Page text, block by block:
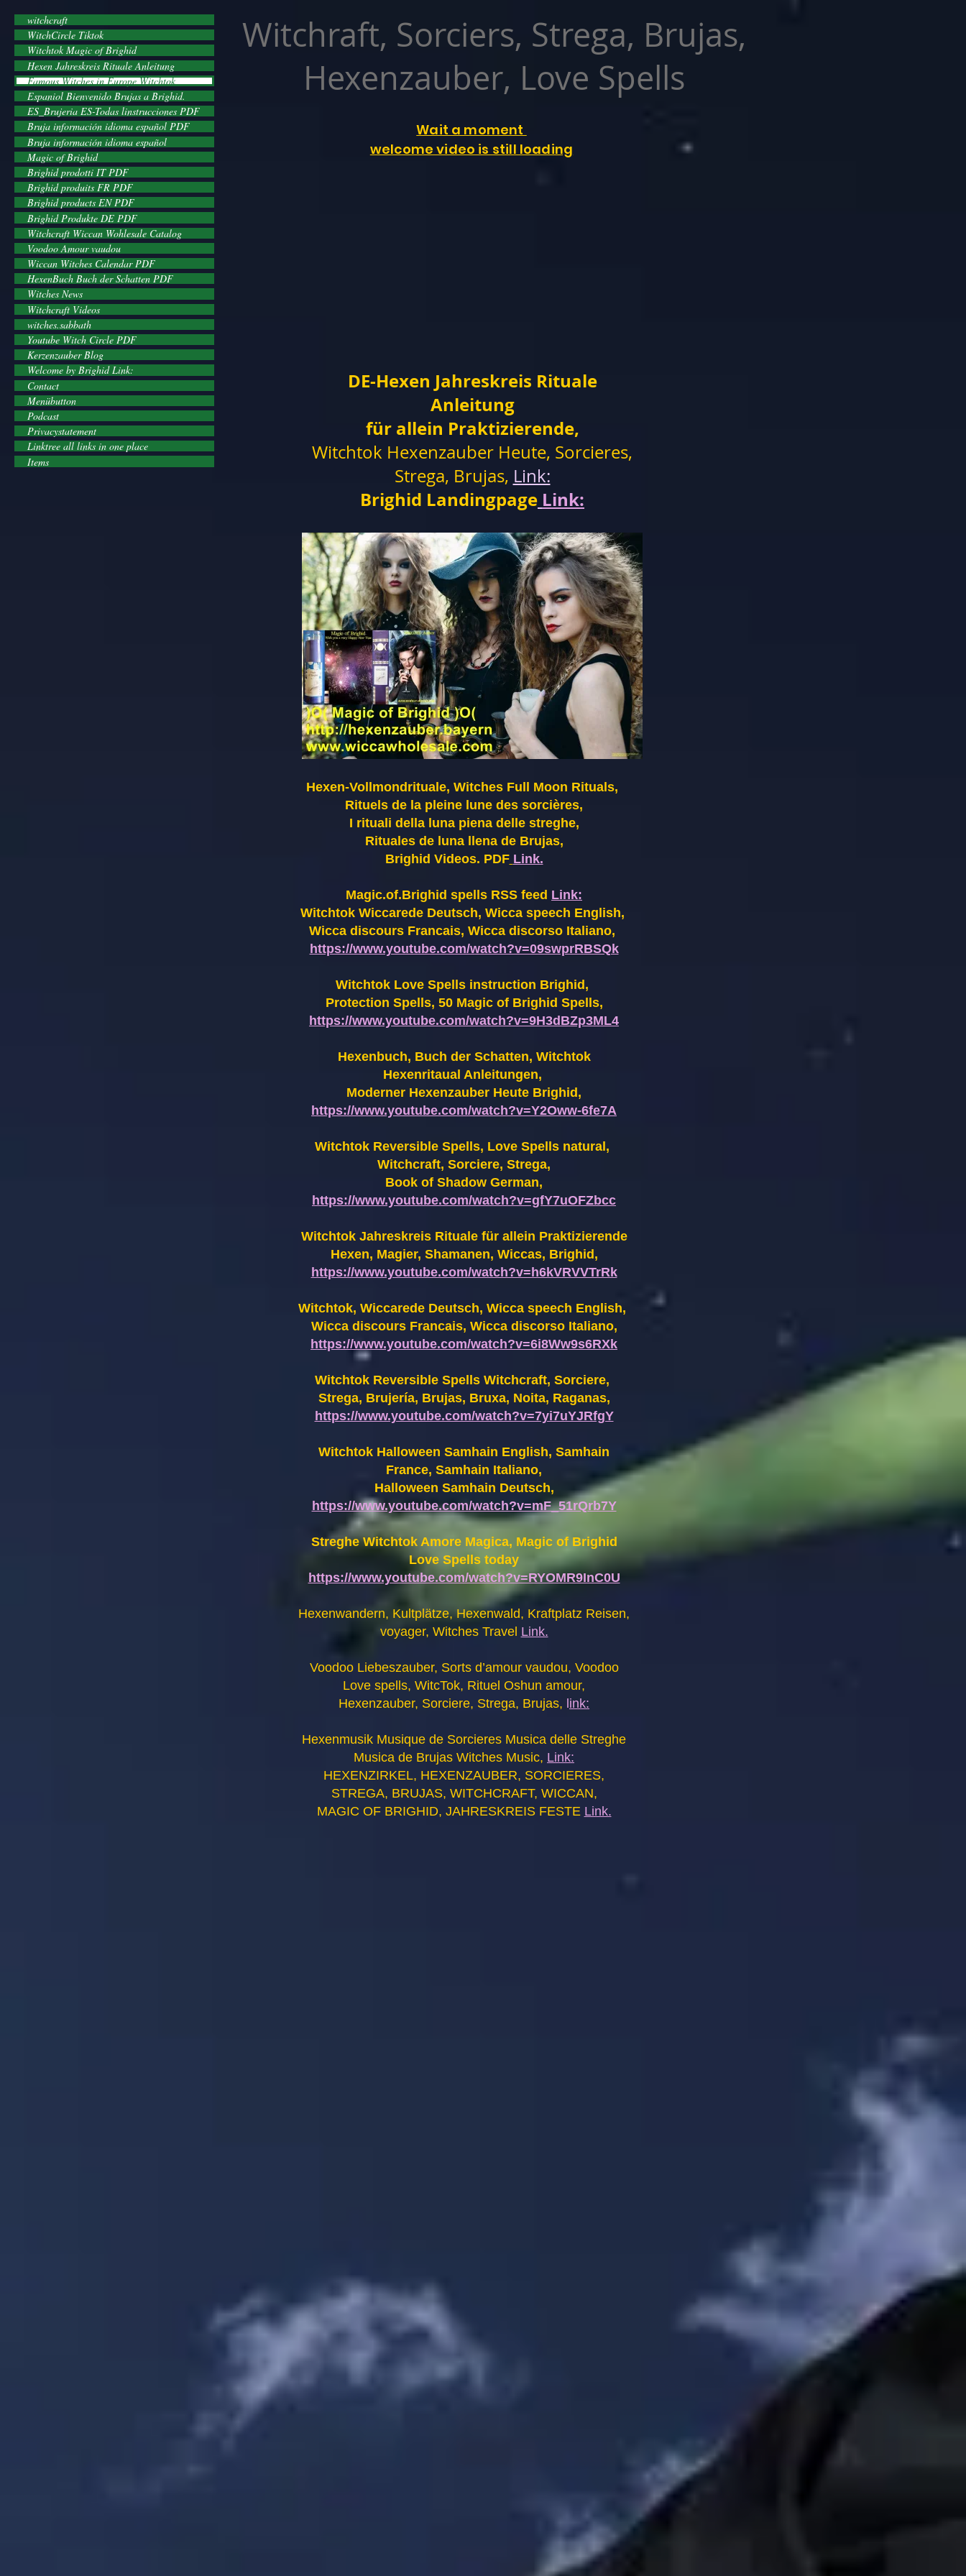
witchcraft
WitchCircle Tiktok
Witchtok Magic of Brighid
Hexen Jahreskreis Rituale Anleitung
Famous Witches in Europe Witchtok
Espaniol Bienvenido Brujas a Brighid.
ES_Brujeria ES-Todas linstrucciones PDF
Bruja información idioma español PDF
Bruja información idioma español
Magic of Brighid
Brighid prodotti IT PDF
Brighid produits FR PDF
Brighid products EN PDF
Brighid Produkte DE PDF
Witchcraft Wiccan Wohlesale Catalog
Voodoo Amour vaudou
Wiccan Witches Calendar PDF
HexenBuch Buch der Schatten PDF
Witches News
Witchcraft Videos
witches.sabbath
Youtube Witch Circle PDF
Kerzenzauber Blog
Welcome by Brighid Link:
Contact
Menübutton
Podcast
Privacystatement
Linktree all links in one place
Items
Witchraft, Sorciers, Strega, Brujas,
Hexenzauber, Love Spells
Wait a moment
welcome video is still loading
DE-Hexen Jahreskreis Rituale
Anleitung
für allein Praktizierende,
Witchtok Hexenzauber Heute, Sorcieres,
Strega, Brujas, Link:
Brighid Landingpage Link:
Hexen-Vollmondrituale, Witches Full Moon Rituals,
Rituels de la pleine lune des sorcières,
I rituali della luna piena delle streghe,
Rituales de luna llena de Brujas,
Brighid Videos. PDF Link.
Magic.of.Brighid spells RSS feed Link:
Witchtok Wiccarede Deutsch, Wicca speech English,
Wicca discours Francais, Wicca discorso Italiano,
https://www.youtube.com/watch?v=09swprRBSQk
Witchtok Love Spells instruction Brighid,
Protection Spells, 50 Magic of Brighid Spells,
https://www.youtube.com/watch?v=9H3dBZp3ML4
Hexenbuch, Buch der Schatten, Witchtok
Hexenritaual Anleitungen,
Moderner Hexenzauber Heute Brighid,
https://www.youtube.com/watch?v=Y2Oww-6fe7A
Witchtok Reversible Spells, Love Spells natural,
Witchcraft, Sorciere, Strega,
Book of Shadow German,
https://www.youtube.com/watch?v=gfY7uOFZbcc
Witchtok Jahreskreis Rituale für allein Praktizierende
Hexen, Magier, Shamanen, Wiccas, Brighid,
https://www.youtube.com/watch?v=h6kVRVVTrRk
Witchtok, Wiccarede Deutsch, Wicca speech English,
Wicca discours Francais, Wicca discorso Italiano,
https://www.youtube.com/watch?v=6i8Ww9s6RXk
Witchtok Reversible Spells Witchcraft, Sorciere,
Strega, Brujería, Brujas, Bruxa, Noita, Raganas,
https://www.youtube.com/watch?v=7yi7uYJRfgY
Witchtok Halloween Samhain English, Samhain
France, Samhain Italiano,
Halloween Samhain Deutsch,
https://www.youtube.com/watch?v=mF_51rQrb7Y
Streghe Witchtok Amore Magica, Magic of Brighid
Love Spells today
https://www.youtube.com/watch?v=RYOMR9InC0U
Hexenwandern, Kultplätze, Hexenwald, Kraftplatz Reisen,
voyager, Witches Travel Link.
Voodoo Liebeszauber, Sorts d’amour vaudou, Voodoo
Love spells, WitcTok, Rituel Oshun amour,
Hexenzauber, Sorciere, Strega, Brujas, ink:
Hexenmusik Musique de Sorcieres Musica delle Streghe
Musica de Brujas Witches Music, Link:
HEXENZIRKEL, HEXENZAUBER, SORCIERES,
STREGA, BRUJAS, WITCHCRAFT, WICCAN,
MAGIC OF BRIGHID, JAHRESKREIS FESTE Link.